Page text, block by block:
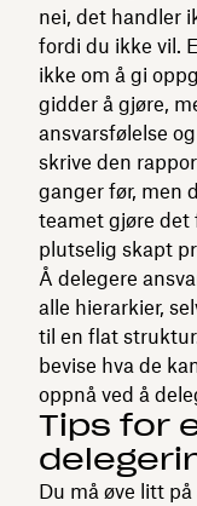
nei, det handler
fordi du ikke vil.
ikke om å gi
gidder å gjøre,
ansvarsfølelse
skrive den
ganger før, men
teamet gjøre det
plutselig skapt
Å delegere
alle hierarkier,
til en flat
bevise hva de
oppnå ved å
Tips for
Du må øve litt